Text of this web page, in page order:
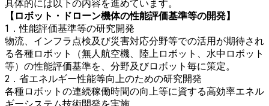
具体的には以下の内容を進めています。
【ロボット・ドローン機体の性能評価基準等の開発】
1．性能評価基準等の研究開発
物流、インフラ点検及び災害対応分野等での活用が期待され
る各種ロボット（無人航空機、陸上ロボット、水中ロボット
等）の性能評価基準を、分野及びロボット毎に策定。
2．省エネルギー性能等向上のための研究開発
各種ロボットの連続稼働時間の向上等に資する高効率エネル